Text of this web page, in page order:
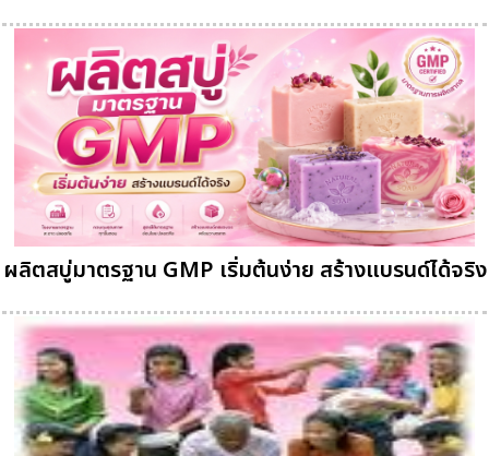
ผลิตสบู่มาตรฐาน GMP เริ่มต้นง่าย สร้างแบรนด์ได้จริง